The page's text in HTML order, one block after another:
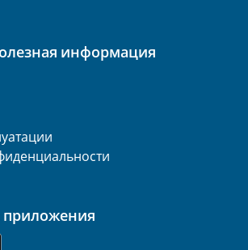
информация